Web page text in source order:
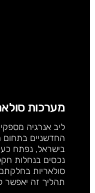
מערכות
ליב אנרגיה
החדשניים
בישראל, נפתח
נכסים בנחלות
סולאריות
תהליך זה יאפשר